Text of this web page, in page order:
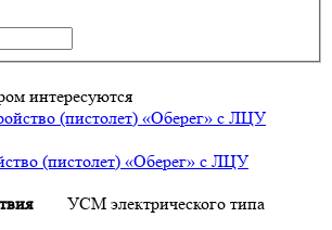
интересуются
(пистолет) «Оберег» с ЛЦУ
УСМ электрического типа